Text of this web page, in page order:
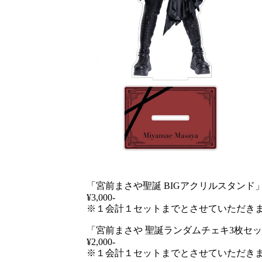
「宮前まさや聖誕 BIGアクリルスタンド」
¥3,000-
※１会計１セットまでとさせていただきま
「宮前まさや 聖誕ランダムチェキ3枚セッ
¥2,000-
※１会計１セットまでとさせていただきま